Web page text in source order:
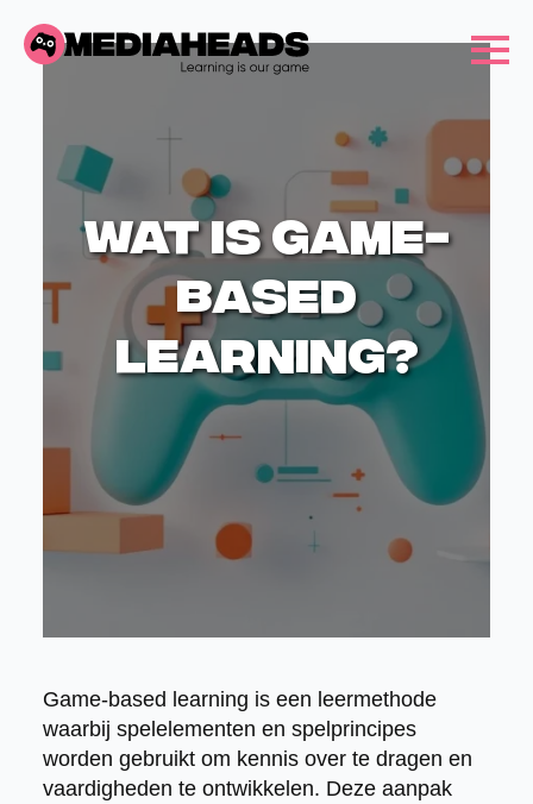
Wat is game-
based
learning?
Game-based learning is een leermethode
waarbij spelelementen en spelprincipes
worden gebruikt om kennis over te dragen en
vaardigheden te ontwikkelen. Deze aanpak